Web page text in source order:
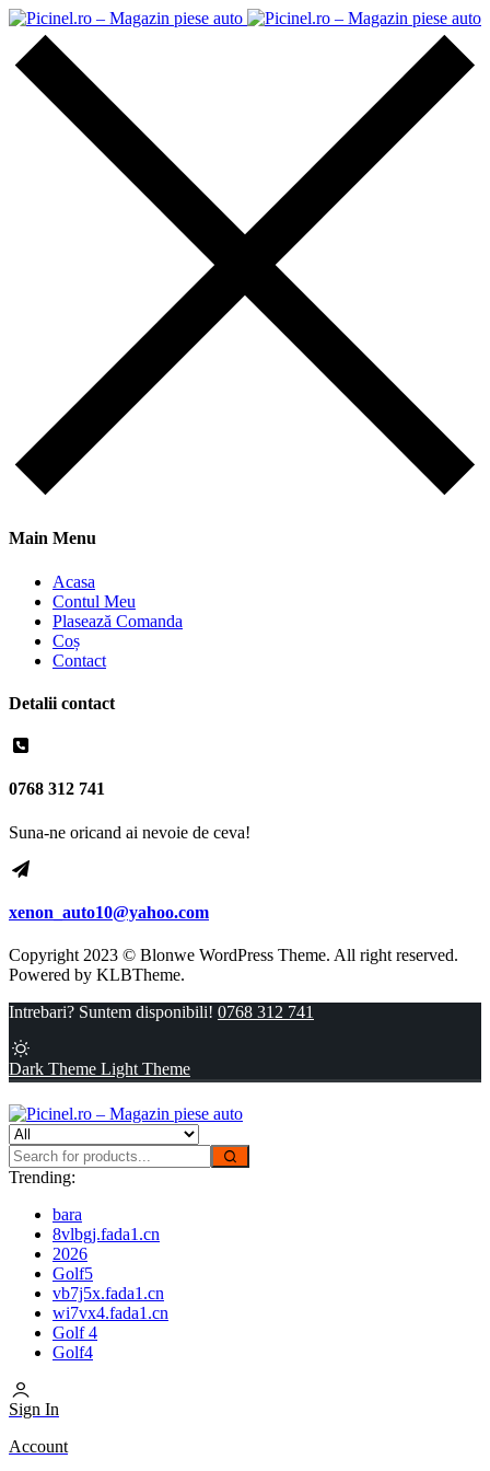
Main Menu
Acasa
Contul Meu
Plasează Comanda
Coș
Contact
Detalii contact
0768 312 741
Suna-ne oricand ai nevoie de ceva!
xenon_auto10@yahoo.com
Copyright 2023 © Blonwe WordPress Theme. All right reserved.
Powered by KLBTheme.
Intrebari? Suntem disponibili! 0768 312 741
Dark Theme Light Theme
Trending:
bara
8vlbgj.fada1.cn
2026
Golf5
vb7j5x.fada1.cn
wi7vx4.fada1.cn
Golf 4
Golf4
Sign In
Account